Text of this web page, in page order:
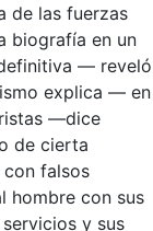
de las fuerzas
biografía en un
— reveló
explica — en
—dice
de cierta
con falsos
hombre con sus
y sus